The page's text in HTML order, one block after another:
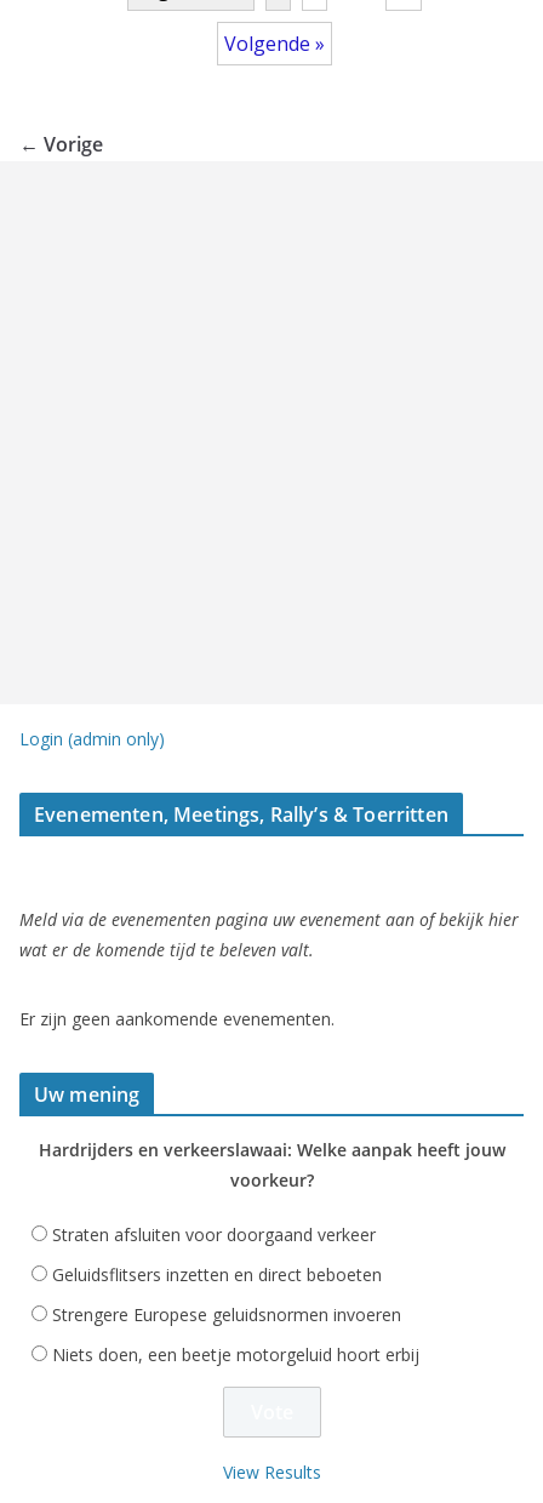
Volgende »
← Vorige
Login (admin only)
Evenementen, Meetings, Rally’s & Toerritten
Meld via de evenementen pagina uw evenement aan of bekijk hier
wat er de komende tijd te beleven valt.
Er zijn geen aankomende evenementen.
Uw mening
Hardrijders en verkeerslawaai: Welke aanpak heeft jouw
voorkeur?
Straten afsluiten voor doorgaand verkeer
Geluidsflitsers inzetten en direct beboeten
Strengere Europese geluidsnormen invoeren
Niets doen, een beetje motorgeluid hoort erbij
View Results